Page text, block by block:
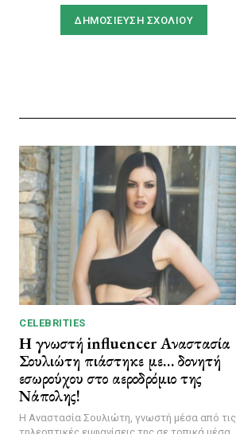
CELEBRITIES
Η γνωστή influencer Αναστασία
Σουλιώτη πιάστηκε με… δονητή
εσωρούχου στο αεροδρόμιο της
Νάπολης!
Η Αναστασία Σουλιώτη, γνωστή μέσα από τις